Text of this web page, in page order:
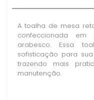
A toalha de mesa
confeccionada
arabesco. Essa
sofisticação para
trazendo mais
manutenção.